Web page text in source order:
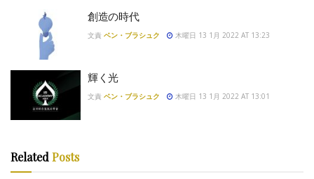
創造の時代
文責 ベン・ブラシュク 木曜日 13 1月 2022 AT 13:23
輝く光
文責 ベン・ブラシュク 木曜日 13 1月 2022 AT 13:01
RelatedPosts